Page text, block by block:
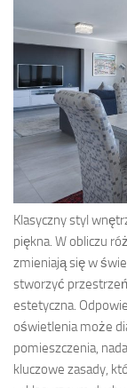
Klasyczny styl
piękna. W obliczu
zmieniają się w
stworzyć
estetyczna.
oświetlenia może
pomieszczenia,
kluczowe zasady,